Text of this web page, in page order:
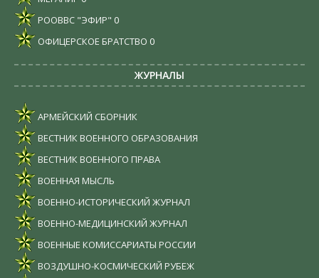
РООВВС "ЭФИР" 0
ОФИЦЕРСКОЕ БРАТСТВО 0
ЖУРНАЛЫ
АРМЕЙСКИЙ СБОРНИК
ВЕСТНИК ВОЕННОГО ОБРАЗОВАНИЯ
ВЕСТНИК ВОЕННОГО ПРАВА
ВОЕННАЯ МЫСЛЬ
ВОЕННО-ИСТОРИЧЕСКИЙ ЖУРНАЛ
ВОЕННО-МЕДИЦИНСКИЙ ЖУРНАЛ
ВОЕННЫЕ КОМИССАРИАТЫ РОССИИ
ВОЗДУШНО-КОСМИЧЕСКИЙ РУБЕЖ